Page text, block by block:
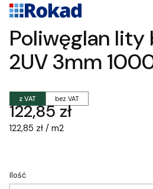
Poliwęglan lity
2UV 3mm
z VAT bez VAT
Cena
122,85 zł
122,85 zł / m2
Ilość